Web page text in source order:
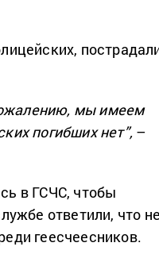
мы имеем
погибших нет”, –
в ГСЧС, чтобы
ответили, что
геесчеесников.